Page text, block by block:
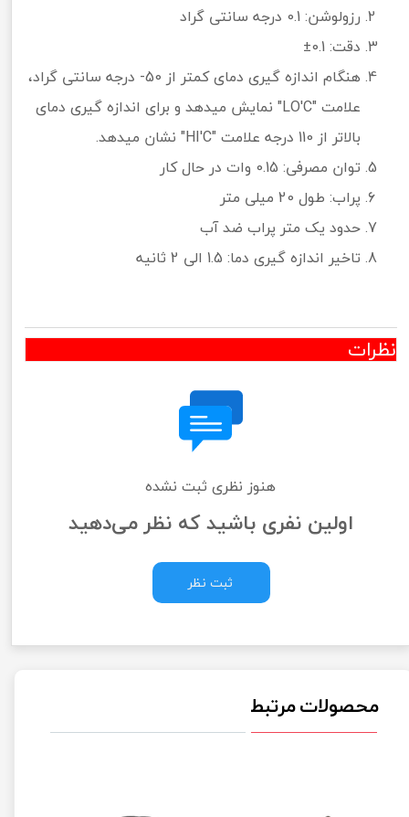
رزولوشن: 0.1 درجه سانتی گراد
دقت: 0.1±
هنگام اندازه گیری دمای کمتر از 50- درجه سانتی گراد،
علامت "LO'C" نمایش میدهد و برای اندازه گیری دمای
بالاتر از 110 درجه علامت "HI'C" نشان میدهد.
توان مصرفی: 0.15 وات در حال کار
پراب: طول 20 میلی متر
حدود یک متر پراب ضد آب
تاخیر اندازه گیری دما: 1.5 الی 2 ثانیه
نظرات
هنوز نظری ثبت نشده
اولین نفری باشید که نظر می‌دهید
ثبت نظر
محصولات مرتبط